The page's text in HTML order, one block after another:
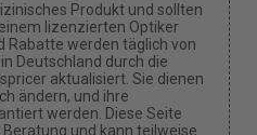
Produkt und sollten
lizenzierten Optiker
Rabatte werden täglich von
Deutschland durch die
aktualisiert. Sie dienen
ändern, und ihre
werden. Diese Seite
und kann teilweise